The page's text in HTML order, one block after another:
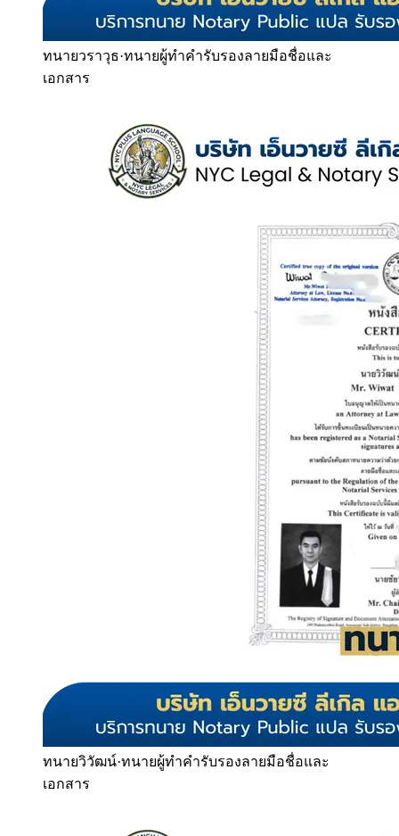
ทนายวราวุธ·ทนายผู้ทำคำรับรองลายมือชื่อและ
เอกสาร
ทนายวิวัฒน์·ทนายผู้ทำคำรับรองลายมือชื่อและ
เอกสาร